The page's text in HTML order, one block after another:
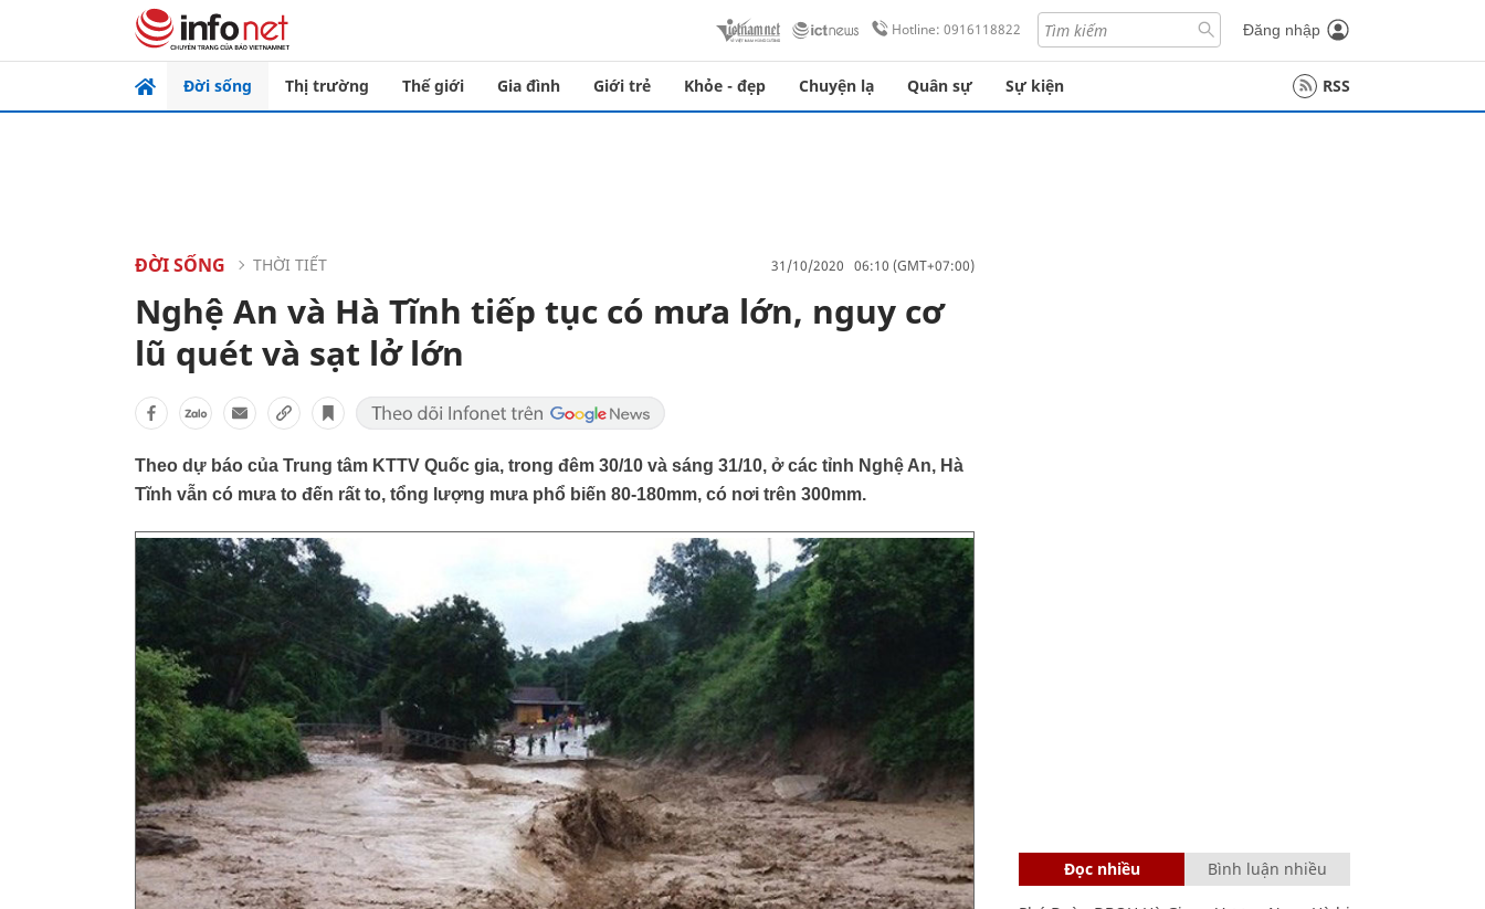
Hotline: 0916118822 Đăng nhập
Đời sống Thị trường Thế giới Gia đình Giới trẻ Khỏe - đẹp Chuyện lạ Quân sự Sự kiện RSS
ĐỜI SỐNG THỜI TIẾT 31/10/2020 06:10 (GMT+07:00)
Nghệ An và Hà Tĩnh tiếp tục có mưa lớn, nguy cơ
lũ quét và sạt lở lớn
Theo dự báo của Trung tâm KTTV Quốc gia, trong đêm 30/10 và sáng 31/10, ở các tỉnh Nghệ An, Hà
Tĩnh vẫn có mưa to đến rất to, tổng lượng mưa phổ biến 80-180mm, có nơi trên 300mm.
Đọc nhiều Bình luận nhiều